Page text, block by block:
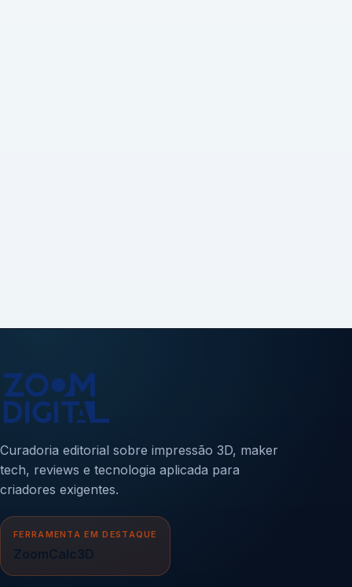
Curadoria editorial sobre impressão 3D, maker
tech, reviews e tecnologia aplicada para
criadores exigentes.
FERRAMENTA EM DESTAQUE
ZoomCalc3D